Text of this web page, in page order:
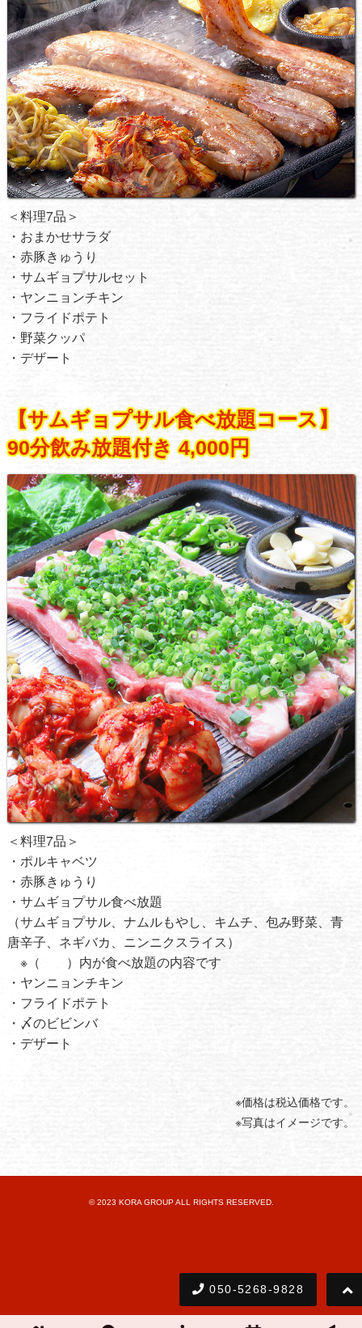
＜料理7品＞
・おまかせサラダ
・赤豚きゅうり
・サムギョプサルセット
・ヤンニョンチキン
・フライドポテト
・野菜クッパ
・デザート
【サムギョプサル食べ放題コース】
90分飲み放題付き 4,000円
＜料理7品＞
・ポルキャベツ
・赤豚きゅうり
・サムギョプサル食べ放題
（サムギョプサル、ナムルもやし、キムチ、包み野菜、青
唐辛子、ネギバカ、ニンニクスライス）
※（ ）内が食べ放題の内容です
・ヤンニョンチキン
・フライドポテト
・〆のビビンバ
・デザート
※価格は税込価格です。
※写真はイメージです。
050-5268-9828
© 2023 KORA GROUP ALL RIGHTS RESERVED.